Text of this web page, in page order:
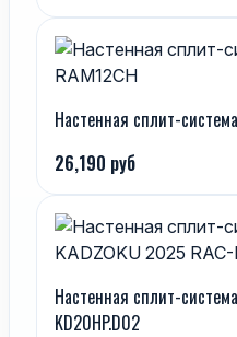
Настенная сплит-система
26,190 руб
Настенная сплит-
KD20HP.D02